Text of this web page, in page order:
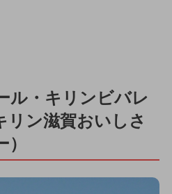
ル・キリンビバレ
リン滋賀おいしさ